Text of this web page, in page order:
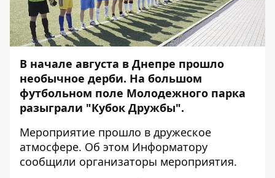
В начале августа в Днепре прошло
необычное дерби. На большом
футбольном поле Молодежного парка
разыграли "Кубок Дружбы".
Мероприятие прошло в дружеское
атмосфере. Об этом Информатору
сообщили организаторы мероприятия.